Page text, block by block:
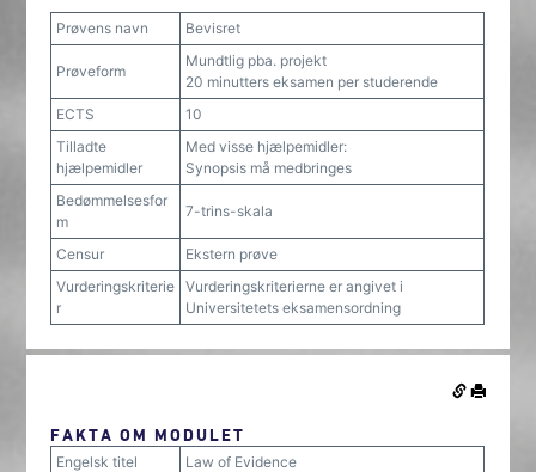
Prøvens navn Bevisret
Prøveform
Mundtlig pba. projekt
20 minutters eksamen per studerende
ECTS
10
Tilladte
hjælpemidler
Med visse hjælpemidler:
Synopsis må medbringes
Bedømmelsesfor
m
7-trins-skala
Censur
Ekstern prøve
Vurderingskriterie
r
Vurderingskriterierne er angivet i
Universitetets eksamensordning
FAKTA OM MODULET
Engelsk titel
Law of Evidence